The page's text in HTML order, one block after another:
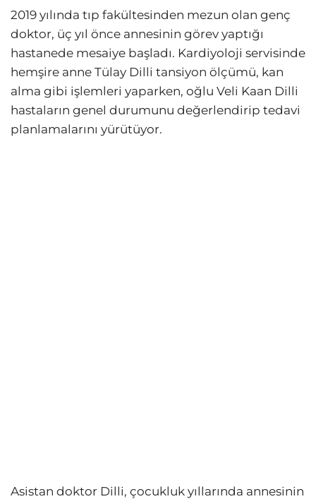
2019 yılında tıp fakültesinden mezun olan genç
doktor, üç yıl önce annesinin görev yaptığı
hastanede mesaiye başladı. Kardiyoloji servisinde
hemşire anne Tülay Dilli tansiyon ölçümü, kan
alma gibi işlemleri yaparken, oğlu Veli Kaan Dilli
hastaların genel durumunu değerlendirip tedavi
planlamalarını yürütüyor.
Asistan doktor Dilli, çocukluk yıllarında annesinin